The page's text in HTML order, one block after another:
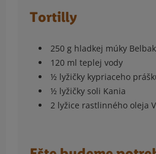
Tortilly
250 g hladkej múky
120 ml teplej vody
½ lyžičky kypriaceho
½ lyžičky soli Kania
2 lyžice rastlinného oleja